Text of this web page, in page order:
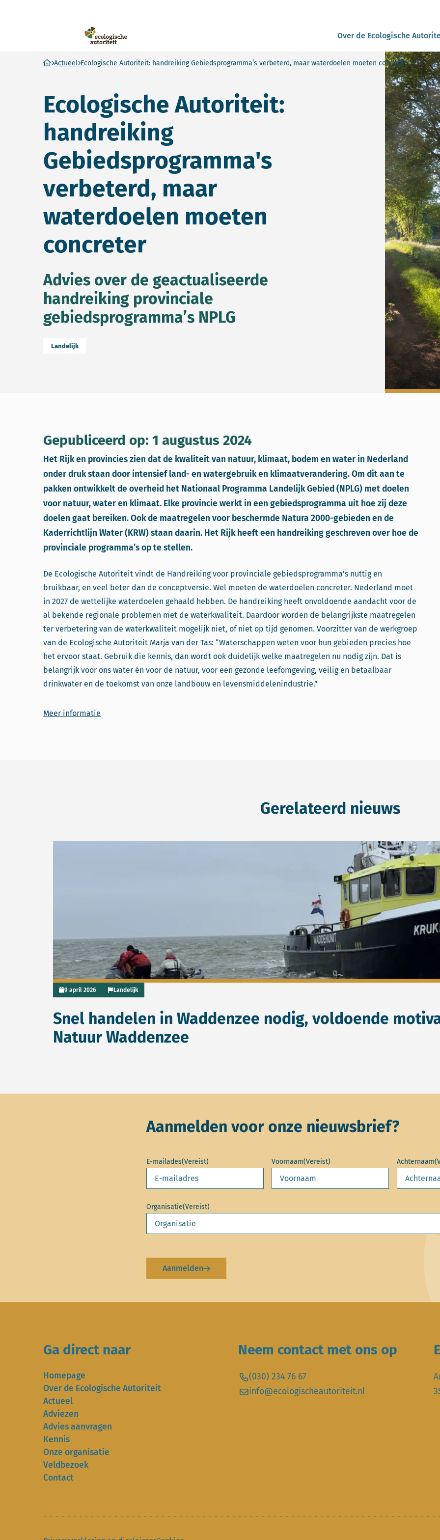
Over de Ecologische
Ga naar homepage
Actueel Ecologische Autoriteit: handreiking Gebiedsprogramma’s verbeterd, maar waterdoelen moeten concreter
Ecologische Autoriteit:
handreiking
Gebiedsprogramma's
verbeterd, maar
waterdoelen moeten
concreter
Advies over de geactualiseerde
handreiking provinciale
gebiedsprogramma’s NPLG
Landelijk
Gepubliceerd op: 1 augustus 2024
Het Rijk en provincies zien dat de kwaliteit van natuur, klimaat, bodem en water in Nederland
onder druk staan door intensief land- en watergebruik en klimaatverandering. Om dit aan te
pakken ontwikkelt de overheid het Nationaal Programma Landelijk Gebied (NPLG) met doelen
voor natuur, water en klimaat. Elke provincie werkt in een gebiedsprogramma uit hoe zij deze
doelen gaat bereiken. Ook de maatregelen voor beschermde Natura 2000-gebieden en de
Kaderrichtlijn Water (KRW) staan daarin. Het Rijk heeft een handreiking geschreven over hoe de
provinciale programma’s op te stellen.
De Ecologische Autoriteit vindt de Handreiking voor provinciale gebiedsprogramma’s nuttig en
bruikbaar, en veel beter dan de conceptversie. Wel moeten de waterdoelen concreter. Nederland moet
in 2027 de wettelijke waterdoelen gehaald hebben. De handreiking heeft onvoldoende aandacht voor de
al bekende regionale problemen met de waterkwaliteit. Daardoor worden de belangrijkste maatregelen
ter verbetering van de waterkwaliteit mogelijk niet, of niet op tijd genomen. Voorzitter van de werkgroep
van de Ecologische Autoriteit Marja van der Tas: “Waterschappen weten voor hun gebieden precies hoe
het ervoor staat. Gebruik die kennis, dan wordt ook duidelijk welke maatregelen nu nodig zijn. Dat is
belangrijk voor ons water én voor de natuur, voor een gezonde leefomgeving, veilig en betaalbaar
drinkwater en de toekomst van onze landbouw en levensmiddelenindustrie.”
Meer informatie
Gerelateerd nieuws
Snel handelen in Waddenzee nodig, voldoende
Natuur Waddenzee
9 april 2026 Landelijk
Lees meer over Snel handelen in Waddenzee nodig, voldoende motivatie voor Beleidskader Natuur
Aanmelden voor onze nieuwsbrief?
E-mailades(Vereist) Voornaam(Vereist) Achternaam
Organisatie(Vereist)
Aanmelden
Ga direct naar
Homepage
Over de Ecologische Autoriteit
Actueel
Adviezen
Advies aanvragen
Kennis
Onze organisatie
Veldbezoek
Contact
Neem contact met ons op
(030) 234 76 67
info@ecologischeautoriteit.nl